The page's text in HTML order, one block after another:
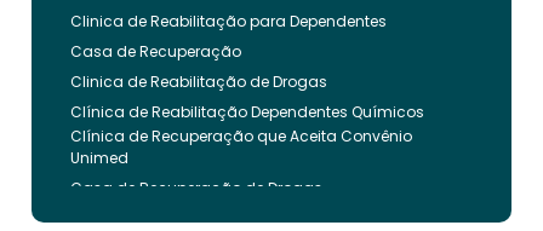
Clinica de Reabilitação para Dependentes
Casa de Recuperação
Clinica de Reabilitação de Drogas
Clínica de Reabilitação Dependentes Químicos
Clínica de Recuperação que Aceita Convênio
Unimed
Casa de Recuperação de Drogas
Clínica de Reabilitação de Dependentes Químicos